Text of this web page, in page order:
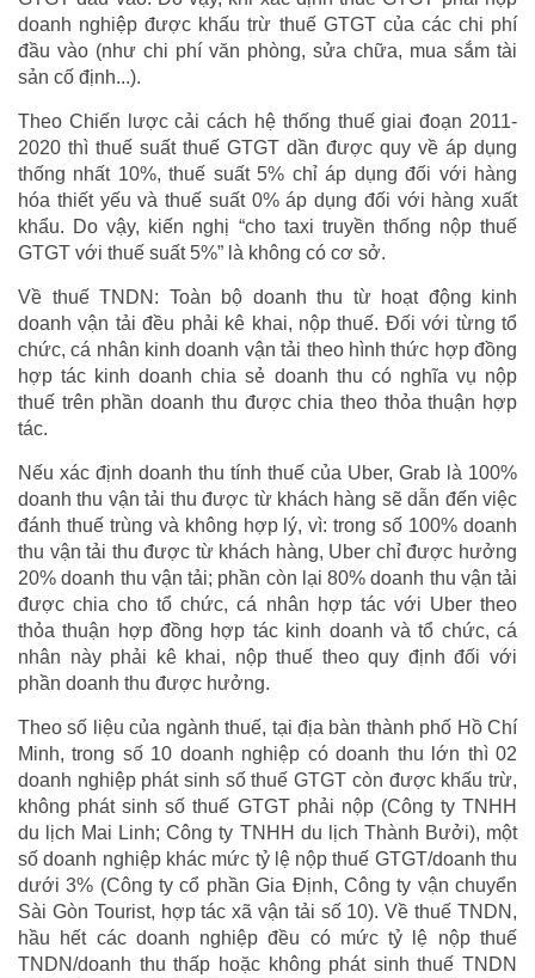
doanh nghiệp được khấu trừ thuế GTGT của các chi phí
đầu vào (như chi phí văn phòng, sửa chữa, mua sắm tài
sản cố định...).
Theo Chiến lược cải cách hệ thống thuế giai đoạn 2011-
2020 thì thuế suất thuế GTGT dần được quy về áp dụng
thống nhất 10%, thuế suất 5% chỉ áp dụng đối với hàng
hóa thiết yếu và thuế suất 0% áp dụng đối với hàng xuất
khẩu. Do vậy, kiến nghị “cho taxi truyền thống nộp thuế
GTGT với thuế suất 5%” là không có cơ sở.
Về thuế TNDN: Toàn bộ doanh thu từ hoạt động kinh
doanh vận tải đều phải kê khai, nộp thuế. Đối với từng tổ
chức, cá nhân kinh doanh vận tải theo hình thức hợp đồng
hợp tác kinh doanh chia sẻ doanh thu có nghĩa vụ nộp
thuế trên phần doanh thu được chia theo thỏa thuận hợp
tác.
Nếu xác định doanh thu tính thuế của Uber, Grab là 100%
doanh thu vận tải thu được từ khách hàng sẽ dẫn đến việc
đánh thuế trùng và không hợp lý, vì: trong số 100% doanh
thu vận tải thu được từ khách hàng, Uber chỉ được hưởng
20% doanh thu vận tải; phần còn lại 80% doanh thu vận tải
được chia cho tổ chức, cá nhân hợp tác với Uber theo
thỏa thuận hợp đồng hợp tác kinh doanh và tổ chức, cá
nhân này phải kê khai, nộp thuế theo quy định đối với
phần doanh thu được hưởng.
Theo số liệu của ngành thuế, tại địa bàn thành phố Hồ Chí
Minh, trong số 10 doanh nghiệp có doanh thu lớn thì 02
doanh nghiệp phát sinh số thuế GTGT còn được khấu trừ,
không phát sinh số thuế GTGT phải nộp (Công ty TNHH
du lịch Mai Linh; Công ty TNHH du lịch Thành Bưởi), một
số doanh nghiệp khác mức tỷ lệ nộp thuế GTGT/doanh thu
dưới 3% (Công ty cổ phần Gia Định, Công ty vận chuyển
Sài Gòn Tourist, hợp tác xã vận tải số 10). Về thuế TNDN,
hầu hết các doanh nghiệp đều có mức tỷ lệ nộp thuế
TNDN/doanh thu thấp hoặc không phát sinh thuế TNDN